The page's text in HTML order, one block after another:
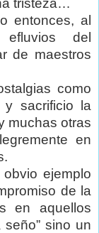
tristeza…
entonces, al
del
de maestros
como
sacrificio la
muchas otras
en
ejemplo
de la
en aquellos
sino un